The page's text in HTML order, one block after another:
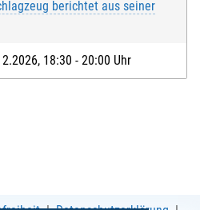
berichtet aus seiner
18:30 - 20:00 Uhr